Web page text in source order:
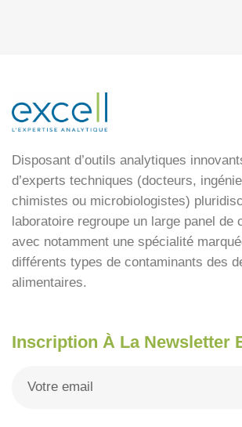
Disposant d’outils analytiques
d’experts techniques (docteurs,
chimistes ou microbiologistes)
laboratoire regroupe un large panel de
avec notamment une spécialité
différents types de contaminants des
alimentaires.
Inscription À La Newsletter